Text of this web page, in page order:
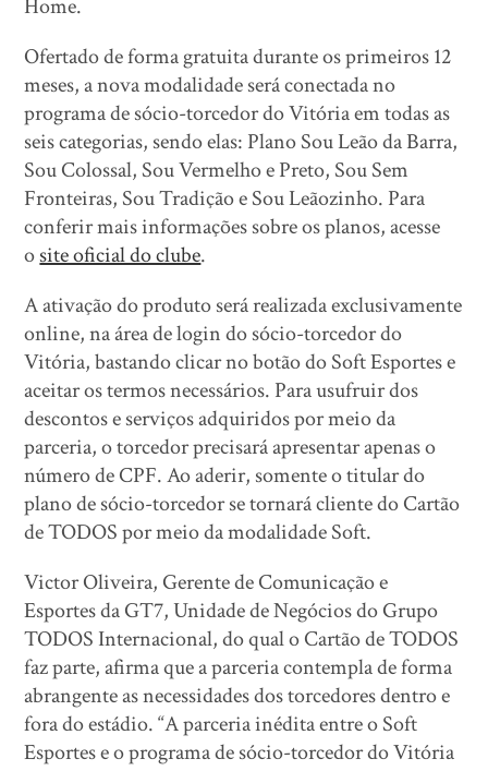
Home.
Ofertado de forma gratuita durante os primeiros 12
meses, a nova modalidade será conectada no
programa de sócio-torcedor do Vitória em todas as
seis categorias, sendo elas: Plano Sou Leão da Barra,
Sou Colossal, Sou Vermelho e Preto, Sou Sem
Fronteiras, Sou Tradição e Sou Leãozinho. Para
conferir mais informações sobre os planos, acesse
osite oficial do clube.
A ativação do produto será realizada exclusivamente
online, na área de login do sócio-torcedor do
Vitória, bastando clicar no botão do Soft Esportes e
aceitar os termos necessários. Para usufruir dos
descontos e serviços adquiridos por meio da
parceria, o torcedor precisará apresentar apenas o
número de CPF. Ao aderir, somente o titular do
plano de sócio-torcedor se tornará cliente do Cartão
de TODOS por meio da modalidade Soft.
Victor Oliveira, Gerente de Comunicação e
Esportes da GT7, Unidade de Negócios do Grupo
TODOS Internacional, do qual o Cartão de TODOS
faz parte, afirma que a parceria contempla de forma
abrangente as necessidades dos torcedores dentro e
fora do estádio. “A parceria inédita entre o Soft
Esportes e o programa de sócio-torcedor do Vitória